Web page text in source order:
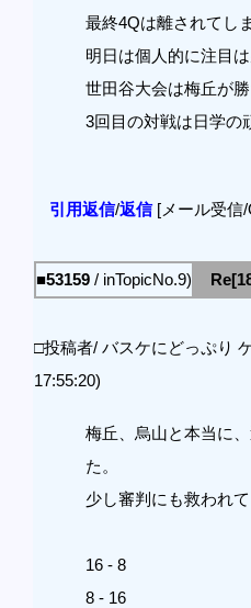
最終4Qは離されてし
明日は個人的に注目
世田谷大会は梅丘が
3回目の対戦は日学の
引用返信/返信[メール受信/
■53159 / inTopicNo.9)
□投稿者/ バスケにどっぷり
17:55:20)
梅丘、烏山と本当に
た。
少し審判にも救われ
16 - 8
8 - 16